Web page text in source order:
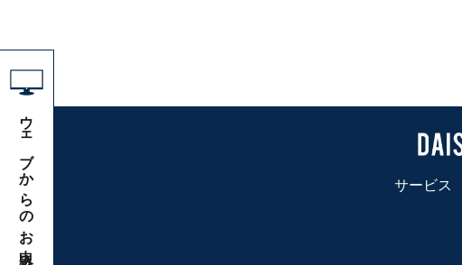
サービス
ウェブからのお申込み